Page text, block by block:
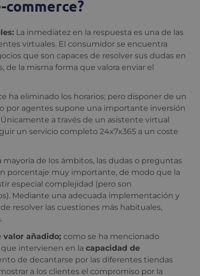
La inmediatez en la respuesta es una de las
virtuales. El consumidor se encuentra
que son capaces de resolver sus dudas en
la misma forma que valora enviar el
ha eliminado los horarios; pero disponer de un
por agentes supone una importante inversión
a través de un asistente virtual
un servicio completo 24x7x365 a un coste
mayoría de los ámbitos, las dudas o preguntas
porcentaje muy importante, de modo que la
especial complejidad (pero son
Mediante una adecuada implementación y
resolver las cuestiones más habituales,
valor añadido; como se ha mencionado
intervienen en la capacidad de
de decantarse por las diferentes tiendas
a los clientes el compromiso por la